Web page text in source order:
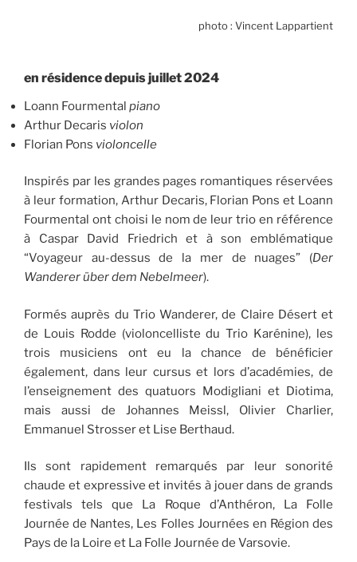
photo : Vincent Lappartient
en résidence depuis juillet 2024
Loann Fourmental piano
Arthur Decaris violon
Florian Pons violoncelle
Inspirés par les grandes pages romantiques réservées
à leur formation, Arthur Decaris, Florian Pons et Loann
Fourmental ont choisi le nom de leur trio en référence
à Caspar David Friedrich et à son emblématique
“Voyageur au-dessus de la mer de nuages” (Der
Wanderer über dem Nebelmeer).
Formés auprès du Trio Wanderer, de Claire Désert et
de Louis Rodde (violoncelliste du Trio Karénine), les
trois musiciens ont eu la chance de bénéficier
également, dans leur cursus et lors d’académies, de
l’enseignement des quatuors Modigliani et Diotima,
mais aussi de Johannes Meissl, Olivier Charlier,
Emmanuel Strosser et Lise Berthaud.
Ils sont rapidement remarqués par leur sonorité
chaude et expressive et invités à jouer dans de grands
festivals tels que La Roque d’Anthéron, La Folle
Journée de Nantes, Les Folles Journées en Région des
Pays de la Loire et La Folle Journée de Varsovie.